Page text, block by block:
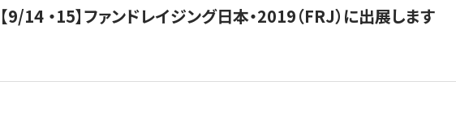
【9/14 ・15】ファンドレイジング日本・2019（FRJ）に出展します